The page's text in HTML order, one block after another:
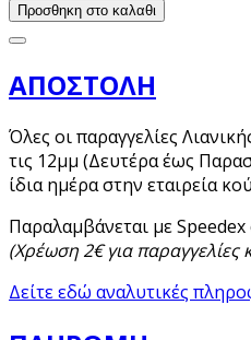
Προσθηκη στο καλαθι
ΑΠΟΣΤΟΛΗ
Όλες οι παραγγελίες
τις 12μμ (Δευτέρα έως
ίδια ημέρα στην εταιρεία
Παραλαμβάνεται με
(Χρέωση 2€ για παραγγελίες
Δείτε εδώ αναλυτικές